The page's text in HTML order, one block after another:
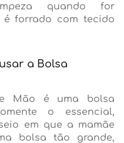
quando for
é forrado com tecido
a Bolsa
Mão é uma bolsa
o essencial,
em que a mamãe
bolsa tão grande,